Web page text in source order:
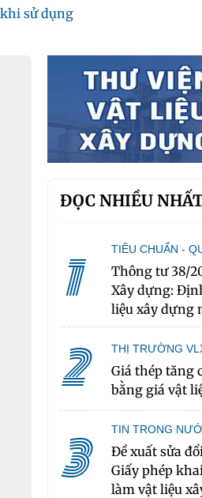
sử dụng
ĐỌC NHIỀU
1 TIÊU CHUẨN -
Thông tư 38/
Xây dựng:
liệu xây dựng
2 THỊ TRƯỜNG
Giá thép tăng
bằng giá vật
3 TIN TRONG
Đề xuất sửa
Giấy phép
làm vật liệu